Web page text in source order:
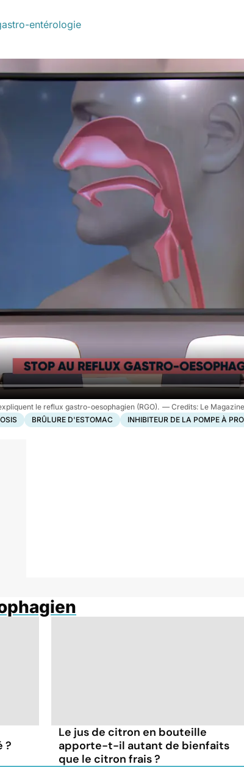
entérologie
le reflux gastro-oesophagien (RGO).
Le
BRÛLURE D'ESTOMAC INHIBITEUR DE LA POMPE À
?
Le jus de citron en bouteille
apporte-t-il autant de bienfaits
que le citron frais ?